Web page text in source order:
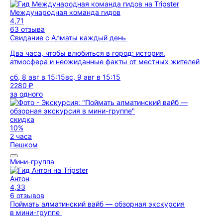
Международная команда гидов
4,71
63 отзыва
Свидание с Алматы каждый день
Два часа, чтобы влюбиться в город: история,
атмосфера и неожиданные факты от местных жителей
сб, 8 авг в 15:15вс, 9 авг в 15:15
2280 ₽
за одного
скидка
10%
2 часа
Пешком
Мини-группа
Антон
4,33
6 отзывов
Поймать алматинский вайб — обзорная экскурсия
в мини-группе